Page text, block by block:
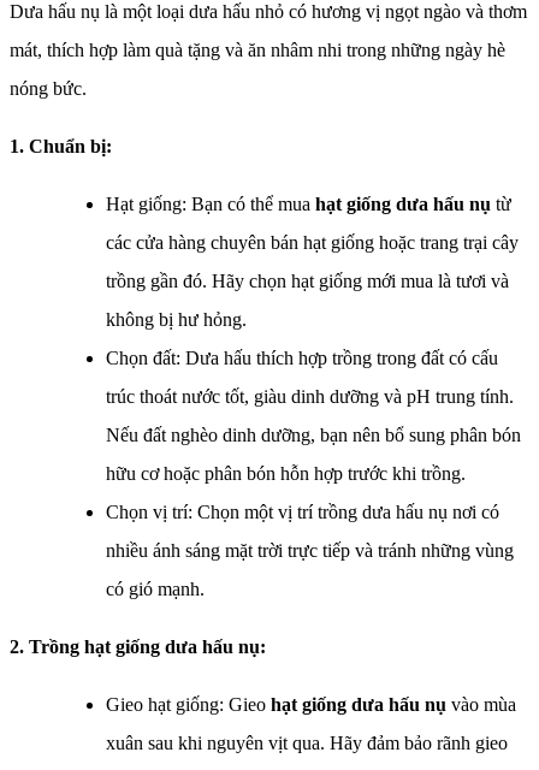
Dưa hấu nụ là một loại dưa hấu nhỏ có hương vị ngọt ngào và thơm
mát, thích hợp làm quà tặng và ăn nhâm nhi trong những ngày hè
nóng bức.
1. Chuẩn bị:
Hạt giống: Bạn có thể mua hạt giống dưa hấu nụ từ
các cửa hàng chuyên bán hạt giống hoặc trang trại cây
trồng gần đó. Hãy chọn hạt giống mới mua là tươi và
không bị hư hỏng.
Chọn đất: Dưa hấu thích hợp trồng trong đất có cấu
trúc thoát nước tốt, giàu dinh dưỡng và pH trung tính.
Nếu đất nghèo dinh dưỡng, bạn nên bổ sung phân bón
hữu cơ hoặc phân bón hỗn hợp trước khi trồng.
Chọn vị trí: Chọn một vị trí trồng dưa hấu nụ nơi có
nhiều ánh sáng mặt trời trực tiếp và tránh những vùng
có gió mạnh.
2. Trồng hạt giống dưa hấu nụ:
Gieo hạt giống: Gieo hạt giống dưa hấu nụ vào mùa
xuân sau khi nguyên vịt qua. Hãy đảm bảo rãnh gieo